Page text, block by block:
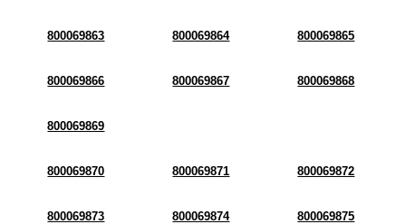
800069863 800069864 800069865
800069866 800069867 800069868
800069869
800069870 800069871 800069872
800069873 800069874 800069875